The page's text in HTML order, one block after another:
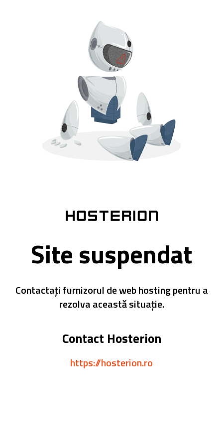
Site suspendat
Contactați furnizorul de web hosting pentru a
rezolva această situație.
Contact Hosterion
https://hosterion.ro